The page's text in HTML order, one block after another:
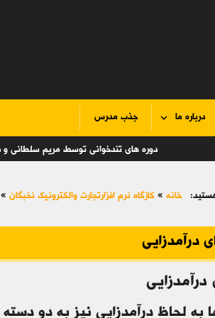
درباره ما جذب مدرس
دوره های تندخوانی توسط مریم سلطانی
خانه » کازگاه نرم افزارتجارت والکترونیک نخبگان
درآمدزایی
درآمدزایی
به لحاظ درآمدزایی نیز به دو